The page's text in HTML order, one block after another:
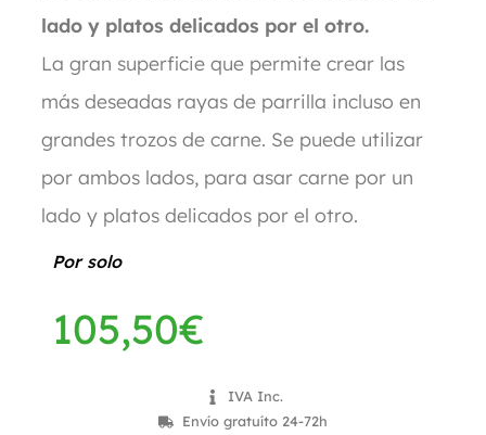
lado y platos delicados por el otro.
La gran superficie que permite crear las
más deseadas rayas de parrilla incluso en
grandes trozos de carne. Se puede utilizar
por ambos lados, para asar carne por un
lado y platos delicados por el otro.
Por solo
105,50€
IVA Inc.
Envío gratuíto 24-72h